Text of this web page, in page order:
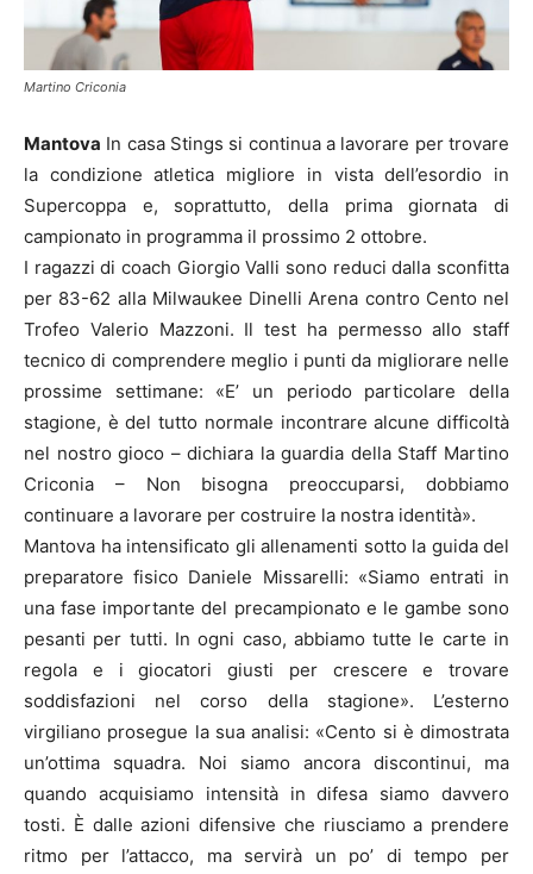
Martino Criconia
Mantova In casa Stings si continua a lavorare per trovare
la condizione atletica migliore in vista dell’esordio in
Supercoppa e, soprattutto, della prima giornata di
campionato in programma il prossimo 2 ottobre.
I ragazzi di coach Giorgio Valli sono reduci dalla sconfitta
per 83-62 alla Milwaukee Dinelli Arena contro Cento nel
Trofeo Valerio Mazzoni. Il test ha permesso allo staff
tecnico di comprendere meglio i punti da migliorare nelle
prossime settimane: «E’ un periodo particolare della
stagione, è del tutto normale incontrare alcune difficoltà
nel nostro gioco – dichiara la guardia della Staff Martino
Criconia – Non bisogna preoccuparsi, dobbiamo
continuare a lavorare per costruire la nostra identità».
Mantova ha intensificato gli allenamenti sotto la guida del
preparatore fisico Daniele Missarelli: «Siamo entrati in
una fase importante del precampionato e le gambe sono
pesanti per tutti. In ogni caso, abbiamo tutte le carte in
regola e i giocatori giusti per crescere e trovare
soddisfazioni nel corso della stagione». L’esterno
virgiliano prosegue la sua analisi: «Cento si è dimostrata
un’ottima squadra. Noi siamo ancora discontinui, ma
quando acquisiamo intensità in difesa siamo davvero
tosti. È dalle azioni difensive che riusciamo a prendere
ritmo per l’attacco, ma servirà un po’ di tempo per